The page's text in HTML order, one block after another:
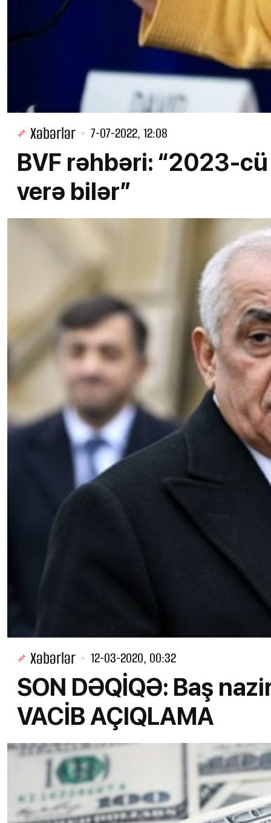
Xəbərlər 7-07-2022, 12:08
BVF rəhbəri: “2023-
verə bilər”
Xəbərlər 12-03-2020, 00:32
SON DƏQİQƏ: Baş
VACİB AÇIQLAMA